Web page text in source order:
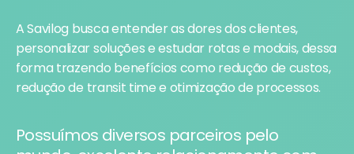
A Savilog busca entender as dores dos clientes,
personalizar soluções e estudar rotas e modais, dessa
forma trazendo benefícios como redução de custos,
redução de transit time e otimização de processos.
Possuímos diversos parceiros pelo